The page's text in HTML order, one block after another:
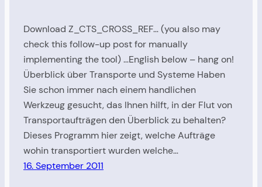
Download Z_CTS_CROSS_REF… (you also may
check this follow-up post for manually
implementing the tool) …English below – hang on!
Überblick über Transporte und Systeme Haben
Sie schon immer nach einem handlichen
Werkzeug gesucht, das Ihnen hilft, in der Flut von
Transportaufträgen den Überblick zu behalten?
Dieses Programm hier zeigt, welche Aufträge
wohin transportiert wurden welche…
16. September 2011